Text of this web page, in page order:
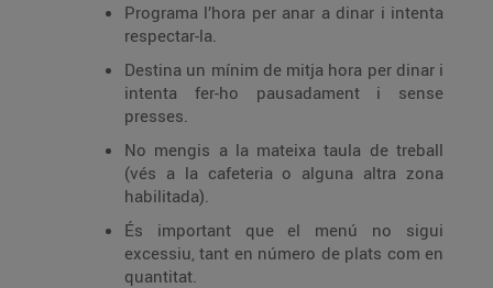
Programa l’hora per anar a dinar i intenta
respectar-la.
Destina un mínim de mitja hora per dinar i
intenta fer-ho pausadament i sense
presses.
No mengis a la mateixa taula de treball
(vés a la cafeteria o alguna altra zona
habilitada).
És important que el menú no sigui
excessiu, tant en número de plats com en
quantitat.